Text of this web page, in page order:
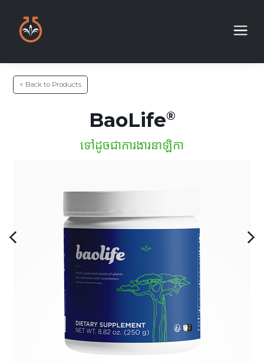
< Back to Products
BaoLife
ទៅដូចជាការងារនាឡិកា